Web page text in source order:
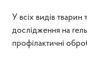
У всіх видів тварин
дослідження на
профілактичні